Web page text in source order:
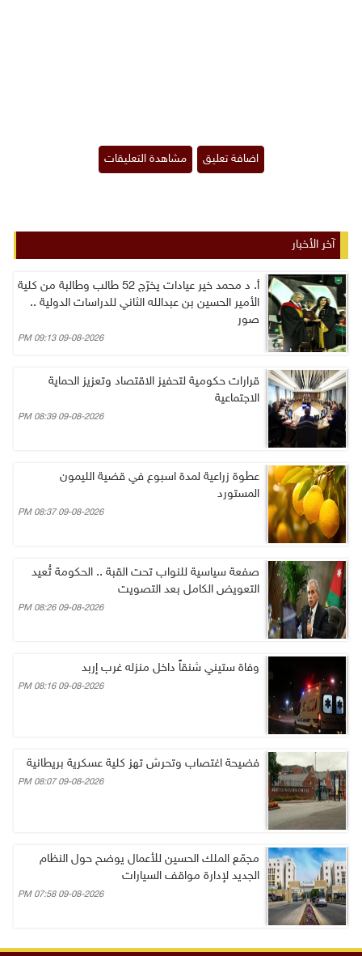
آخر الأخبار
أ. د محمد خير عيادات يخرّج 52 طالب وطالبة من كلية
الأمير الحسين بن عبدالله الثاني للدراسات الدولية ..
صور
09-08-2026 09:13 PM
قرارات حكومية لتحفيز الاقتصاد وتعزيز الحماية
الاجتماعية
09-08-2026 08:39 PM
عطوة زراعية لمدة اسبوع في قضية الليمون
المستورد
09-08-2026 08:37 PM
صفعة سياسية للنواب تحت القبة .. الحكومة تُعيد
التعويض الكامل بعد التصويت
09-08-2026 08:26 PM
وفاة ستيني شنقاً داخل منزله غرب إربد
09-08-2026 08:16 PM
فضيحة اغتصاب وتحرش تهز كلية عسكرية بريطانية
09-08-2026 08:07 PM
مجمّع الملك الحسين للأعمال يوضح حول النظام
الجديد لإدارة مواقف السيارات
09-08-2026 07:58 PM